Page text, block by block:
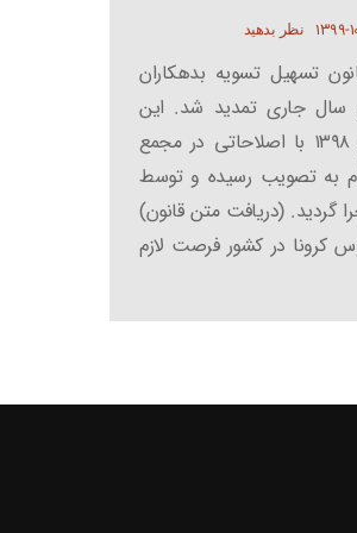
۱۰-۰۱ نظر بدهید
تسهیل تسویه بدهکاران
سال جاری تمدید شد. این
قانون در تاریخ ۲۷ آذر ۱۳۹۸ با اصلاحاتی در مجمع
تصویب رسیده و توسط
گردید. (دریافت متن قانون)
کرونا در کشور فرصت لازم